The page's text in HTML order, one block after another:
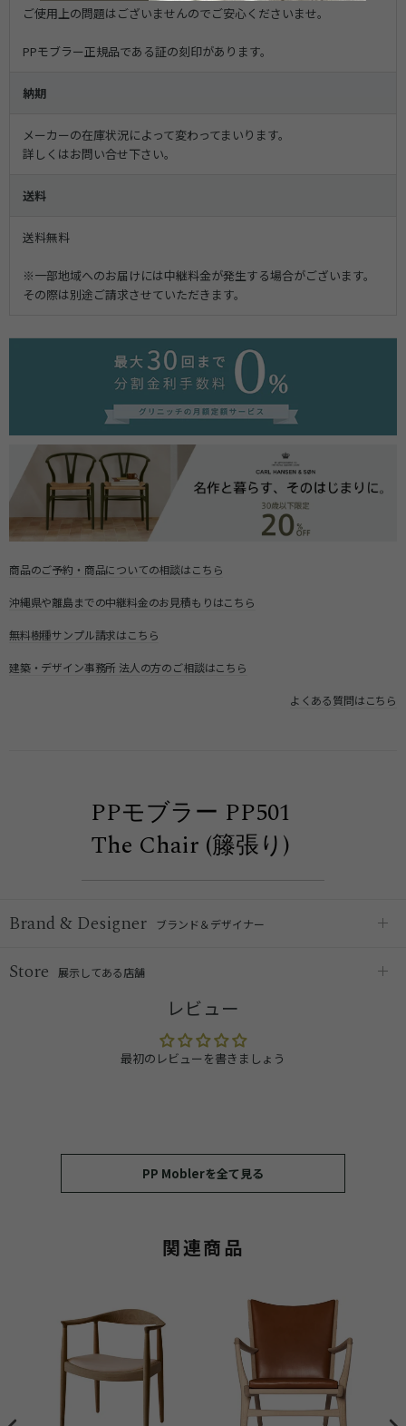
ご使用上の問題はございませんのでご安心くださいませ。
PPモブラー正規品である証の刻印があります。
納期
メーカーの在庫状況によって変わってまいります。
詳しくはお問い合せ下さい。
送料
送料無料
※一部地域へのお届けには中継料金が発生する場合がございます。
その際は別途ご請求させていただきます。
商品のご予約・商品についての相談はこちら
沖縄県や離島までの中継料金のお見積もりはこちら
無料樹種サンプル請求はこちら
建築・デザイン事務所 法人の方のご相談はこちら
よくある質問はこちら
PPモブラー PP501
The Chair (籐張り)
Brand & Designer ブランド＆デザイナー
Store 展示してある店舗
レビュー
最初のレビューを書きましょう
PP Moblerを全て見る
関連商品